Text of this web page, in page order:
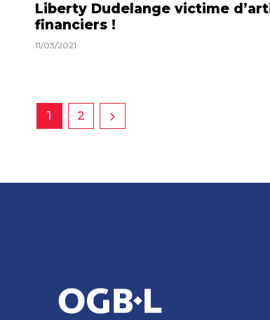
Liberty Dudelange victime
financiers !
11/03/2021
1 2